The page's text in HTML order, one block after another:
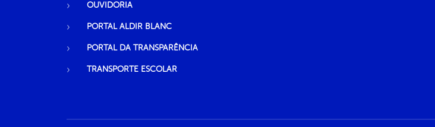
OUVIDORIA
PORTAL ALDIR BLANC
PORTAL DA TRANSPARÊNCIA
TRANSPORTE ESCOLAR